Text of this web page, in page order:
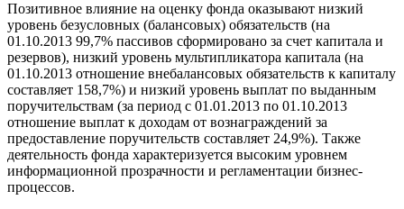
Позитивное влияние на оценку фонда оказывают низкий
уровень безусловных (балансовых) обязательств (на
01.10.2013 99,7% пассивов сформировано за счет капитала и
резервов), низкий уровень мультипликатора капитала (на
01.10.2013 отношение внебалансовых обязательств к капиталу
составляет 158,7%) и низкий уровень выплат по выданным
поручительствам (за период с 01.01.2013 по 01.10.2013
отношение выплат к доходам от вознаграждений за
предоставление поручительств составляет 24,9%). Также
деятельность фонда характеризуется высоким уровнем
информационной прозрачности и регламентации бизнес-
процессов.